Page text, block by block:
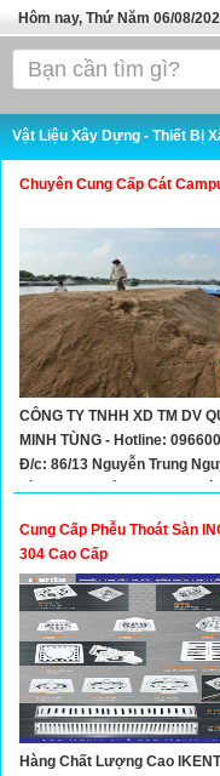
Hôm nay, Thứ Năm 06/08/
Trang chủ
Tuyển Sinh Đào Tạo
Ô Tô Xe Máy
Đồ Dùng Nội Ngoại Thất
Điện Tử Điện Máy
Làm Đẹp
Thời Trang
Việc Làm
Dịch Vụ
Xây Dựng
Tổng Hợp
Vật Liệu Xây Dựng - Thiết Bị
Chuyên Cung Cấp Cát
CÔNG TY TNHH XD TM DV
MINH TÙNG - Hotline:
Đ/c: 86/13 Nguyễn Trung
Bình Trưng Đông, TP. Thủ
Cung Cấp Phễu Thoát Sàn
304 Cao Cấp
Hàng Chất Lượng Cao